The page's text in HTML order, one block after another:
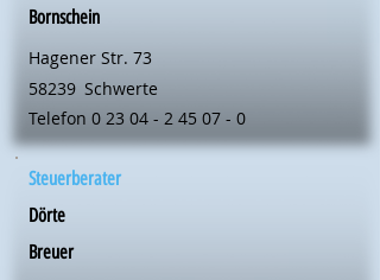
Bornschein
Hagener Str. 73
58239 Schwerte
Telefon 0 23 04 - 2 45 07 - 0
Steuerberater
Dörte
Breuer